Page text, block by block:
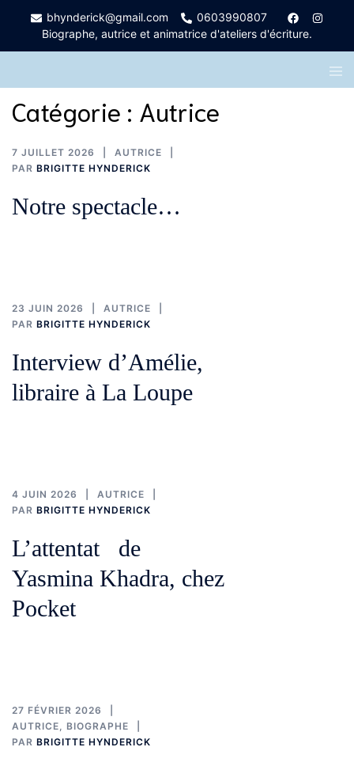
contenu
bhynderick@gmail.com
0603990807
Biographe, autrice et animatrice d'ateliers d'écriture.
Catégorie : Autrice
7 JUILLET 2026
AUTRICE
PAR BRIGITTE HYNDERICK
Notre spectacle…
23 JUIN 2026
AUTRICE
PAR BRIGITTE HYNDERICK
Interview d’Amélie,
libraire à La Loupe
4 JUIN 2026
AUTRICE
PAR BRIGITTE HYNDERICK
L’attentat de
Yasmina Khadra, chez
Pocket
27 FÉVRIER 2026
AUTRICE, BIOGRAPHE
PAR BRIGITTE HYNDERICK